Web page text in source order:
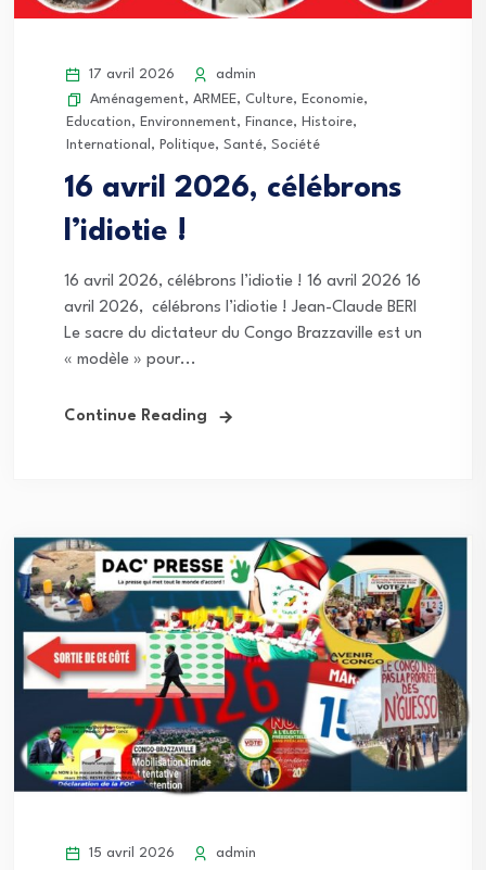
17 avril 2026
admin
Aménagement, ARMEE, Culture, Economie,
Education, Environnement, Finance, Histoire,
International , Politique, Santé, Société
16 avril 2026, célébrons
l’idiotie !
16 avril 2026, célébrons l’idiotie ! 16 avril 2026 16
avril 2026, célébrons l’idiotie ! Jean-Claude BERI
Le sacre du dictateur du Congo Brazzaville est un
« modèle » pour...
Continue Reading
15 avril 2026
admin